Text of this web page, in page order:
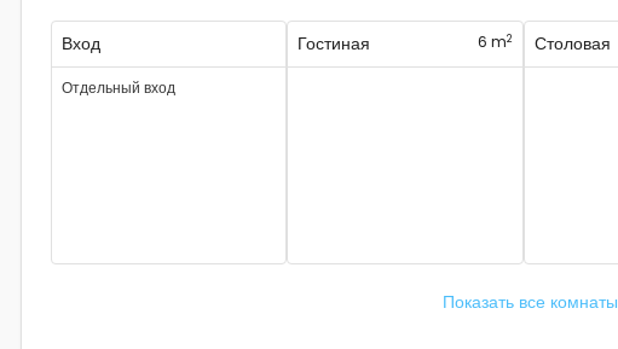
Вход
Отдельный вход
Гостиная 6 m2 Столовая
Показать все комнаты